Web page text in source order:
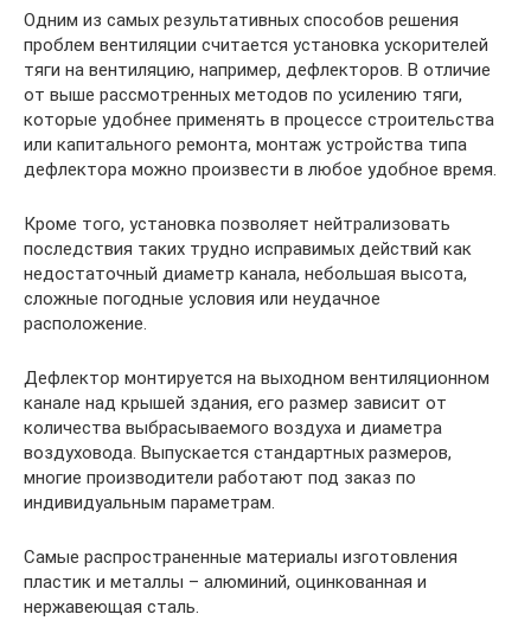
Одним из самых результативных способов решения
проблем вентиляции считается установка ускорителей
тяги на вентиляцию, например, дефлекторов. В отличие
от выше рассмотренных методов по усилению тяги,
которые удобнее применять в процессе строительства
или капитального ремонта, монтаж устройства типа
дефлектора можно произвести в любое удобное время.
Кроме того, установка позволяет нейтрализовать
последствия таких трудно исправимых действий как
недостаточный диаметр канала, небольшая высота,
сложные погодные условия или неудачное
расположение.
Дефлектор монтируется на выходном вентиляционном
канале над крышей здания, его размер зависит от
количества выбрасываемого воздуха и диаметра
воздуховода. Выпускается стандартных размеров,
многие производители работают под заказ по
индивидуальным параметрам.
Самые распространенные материалы изготовления
пластик и металлы – алюминий, оцинкованная и
нержавеющая сталь.